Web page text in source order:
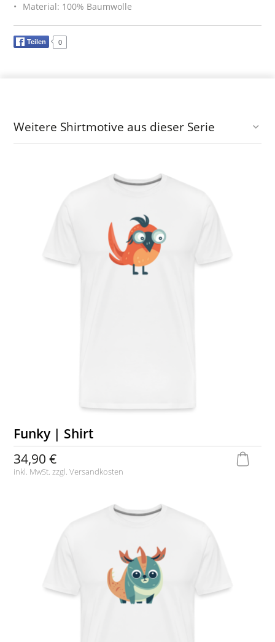
Material: 100% Baumwolle
Teilen 0
Weitere Shirtmotive aus dieser Serie
Funky | Shirt
34,90 €
inkl. MwSt. zzgl.Versandkosten